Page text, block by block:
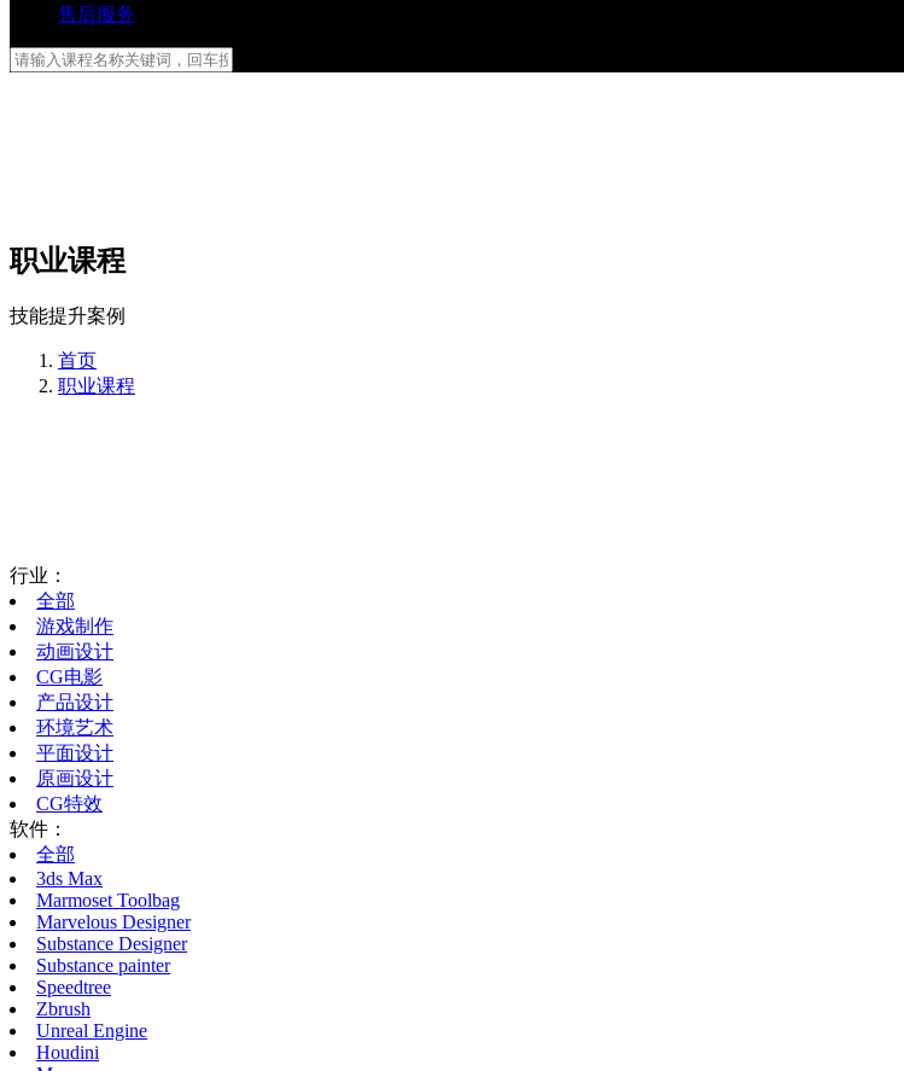
售后服务
职业课程
技能提升案例
首页
职业课程
行业：
全部
游戏制作
动画设计
CG电影
产品设计
环境艺术
平面设计
原画设计
CG特效
软件：
全部
3ds Max
Marmoset Toolbag
Marvelous Designer
Substance Designer
Substance painter
Speedtree
Zbrush
Unreal Engine
Houdini